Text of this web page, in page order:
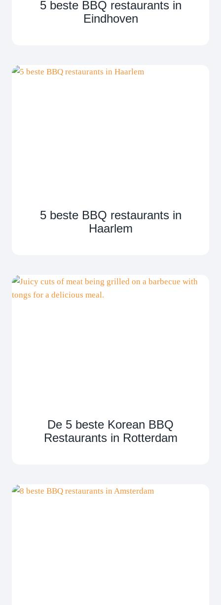
5 beste BBQ restaurants in
Eindhoven
5 beste BBQ restaurants in
Haarlem
De 5 beste Korean BBQ
Restaurants in Rotterdam